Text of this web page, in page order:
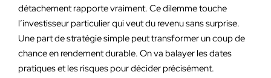
détachement rapporte vraiment. Ce dilemme touche
l’investisseur particulier qui veut du revenu sans surprise.
Une part de stratégie simple peut transformer un coup de
chance en rendement durable. On va balayer les dates
pratiques et les risques pour décider précisément.